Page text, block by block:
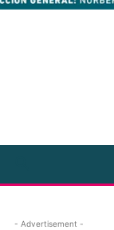
- Advertisement -